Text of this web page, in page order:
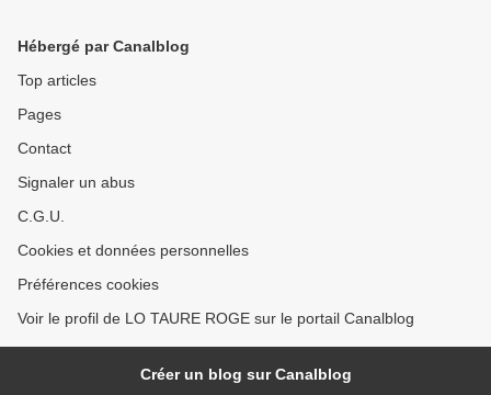
Hébergé par Canalblog
Top articles
Pages
Contact
Signaler un abus
C.G.U.
Cookies et données personnelles
Préférences cookies
Voir le profil de LO TAURE ROGE sur le portail Canalblog
Créer un blog sur Canalblog